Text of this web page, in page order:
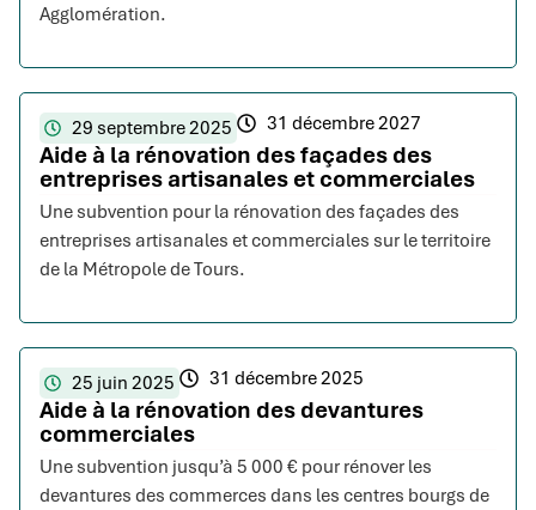
Agglomération.
29 septembre 2025 31 décembre 2027
Aide à la rénovation des façades des
entreprises artisanales et commerciales
Une subvention pour la rénovation des façades des
entreprises artisanales et commerciales sur le territoire
de la Métropole de Tours.
25 juin 2025 31 décembre 2025
Aide à la rénovation des devantures
commerciales
Une subvention jusqu’à 5 000 € pour rénover les
devantures des commerces dans les centres bourgs de